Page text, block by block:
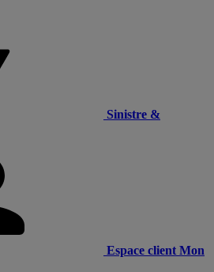
Sinistre &
Espace client Mon